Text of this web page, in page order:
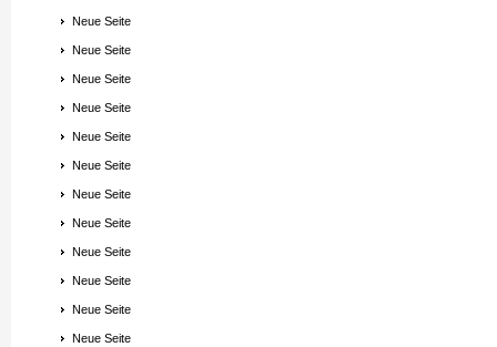
Neue Seite
Neue Seite
Neue Seite
Neue Seite
Neue Seite
Neue Seite
Neue Seite
Neue Seite
Neue Seite
Neue Seite
Neue Seite
Neue Seite